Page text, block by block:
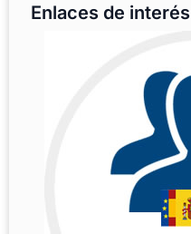
Enlaces de interés